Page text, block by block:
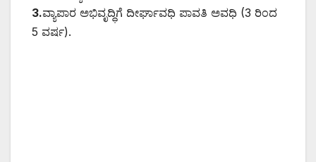
3.ವ್ಯಾಪಾರ ಅಭಿವೃದ್ಧಿಗೆ ದೀರ್ಘಾವಧಿ ಪಾವತಿ ಅವಧಿ (3 ರಿಂದ
5 ವರ್ಷ).